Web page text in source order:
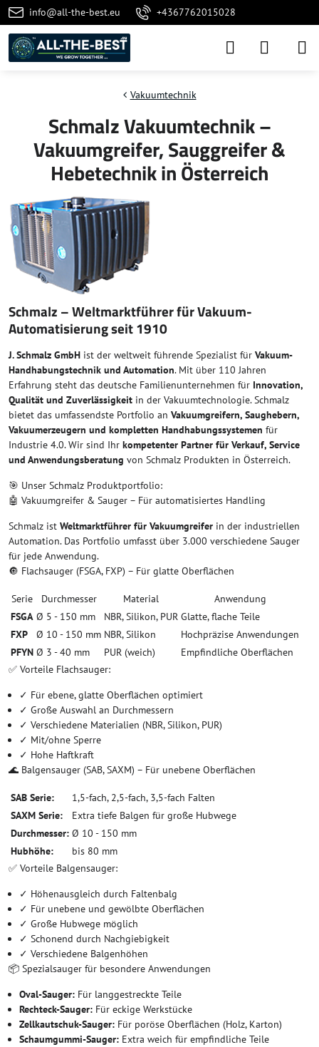
info@all-the-best.eu +4367762015028
Vakuumtechnik
Schmalz Vakuumtechnik –
Vakuumgreifer, Sauggreifer &
Hebetechnik in Österreich
Schmalz – Weltmarktführer für Vakuum-
Automatisierung seit 1910
J. Schmalz GmbH ist der weltweit führende Spezialist für Vakuum-
Handhabungstechnik und Automation. Mit über 110 Jahren
Erfahrung steht das deutsche Familienunternehmen für Innovation,
Qualität und Zuverlässigkeit in der Vakuumtechnologie. Schmalz
bietet das umfassendste Portfolio an Vakuumgreifern, Saughebern,
Vakuumerzeugern und kompletten Handhabungssystemen für
Industrie 4.0. Wir sind Ihr kompetenter Partner für Verkauf, Service
und Anwendungsberatung von Schmalz Produkten in Österreich.
🎯 Unser Schmalz Produktportfolio:
🤖 Vakuumgreifer & Sauger – Für automatisiertes Handling
Schmalz ist Weltmarktführer für Vakuumgreifer in der industriellen
Automation. Das Portfolio umfasst über 3.000 verschiedene Sauger
für jede Anwendung.
🔘 Flachsauger (FSGA, FXP) – Für glatte Oberflächen
Serie Durchmesser Material
Anwendung
FSGA Ø 5 - 150 mm NBR, Silikon, PUR Glatte, flache Teile
FXP
Ø 10 - 150 mm NBR, Silikon
Hochpräzise Anwendungen
PFYN Ø 3 - 40 mm PUR (weich)
Empfindliche Oberflächen
✅ Vorteile Flachsauger:
✓ Für ebene, glatte Oberflächen optimiert
✓ Große Auswahl an Durchmessern
✓ Verschiedene Materialien (NBR, Silikon, PUR)
✓ Mit/ohne Sperre
✓ Hohe Haftkraft
🌊 Balgensauger (SAB, SAXM) – Für unebene Oberflächen
SAB Serie:
1,5-fach, 2,5-fach, 3,5-fach Falten
SAXM Serie:
Extra tiefe Balgen für große Hubwege
Durchmesser: Ø 10 - 150 mm
Hubhöhe:
bis 80 mm
✅ Vorteile Balgensauger:
✓ Höhenausgleich durch Faltenbalg
✓ Für unebene und gewölbte Oberflächen
✓ Große Hubwege möglich
✓ Schonend durch Nachgiebigkeit
✓ Verschiedene Balgenhöhen
📦 Spezialsauger für besondere Anwendungen
Oval-Sauger: Für langgestreckte Teile
Rechteck-Sauger: Für eckige Werkstücke
Zellkautschuk-Sauger: Für poröse Oberflächen (Holz, Karton)
Schaumgummi-Sauger: Extra weich für empfindliche Teile